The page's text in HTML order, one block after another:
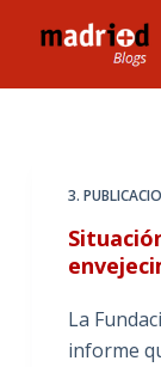
l
3.
La
informe